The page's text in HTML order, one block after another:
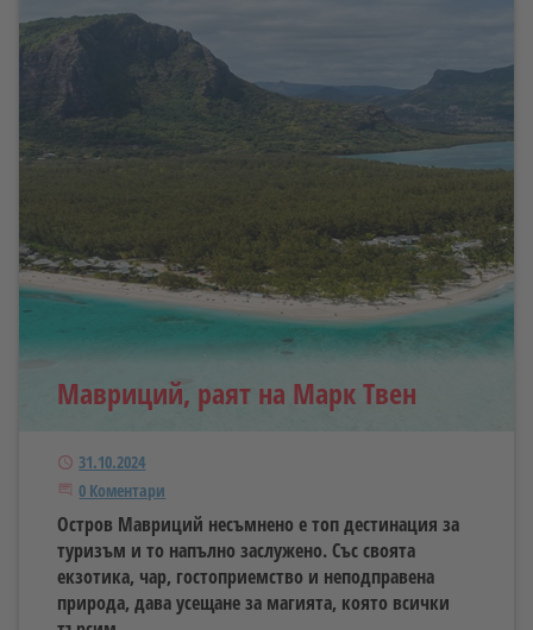
Мавриций, раят на Марк Твен
Публикуван
31.10.2024
Започнете дискусията
0 Коментари
Остров Мавриций несъмнено е топ дестинация за
туризъм и то напълно заслужено. Със своята
екзотика, чар, гостоприемство и неподправена
природа, дава усещане за магията, която всички